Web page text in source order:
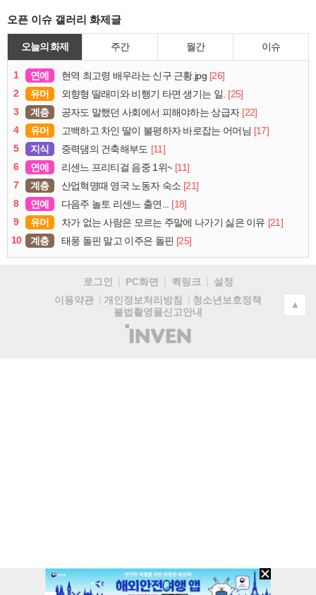
오픈 이슈 갤러리 화제글
오늘의 화제 주간 월간 이슈
1 연예 현역 최고령 배우라는 신구 근황.jpg [26]
2
유머 외향형 딸래미와 비행기 타면 생기는 일. [25]
3
계층 공자도 말했던 사회에서 피해야하는 상급자 [22]
4
유머 고백하고 차인 딸이 불평하자 바로잡는 어머님 [17]
5
지식 중력댐의 건축해부도 [11]
6
연예 리센느 프리티걸 음중 1위~ [11]
7
계층 산업혁명때 영국 노동자 숙소 [21]
8
연예 다음주 놀토 리센느 출연... [18]
9
유머 차가 없는 사람은 모르는 주말에 나가기 싫은 이유 [21]
10
계층 태풍 돌핀 말고 이주은 돌핀 [25]
로그인 PC화면 퀵링크
설정
이용약관
개인정보처리방침
청소년보호정책
불법촬영물신고안내
(주)
인
▲